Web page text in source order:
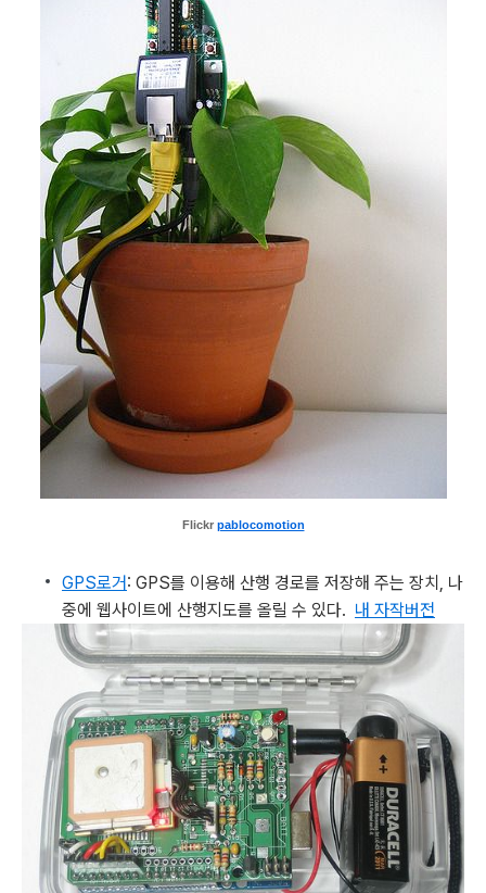
Flickr pablocomotion
GPS로거: GPS를 이용해 산행 경로를 저장해 주는 장치, 나
중에 웹사이트에 산행지도를 올릴 수 있다. 내 자작버전